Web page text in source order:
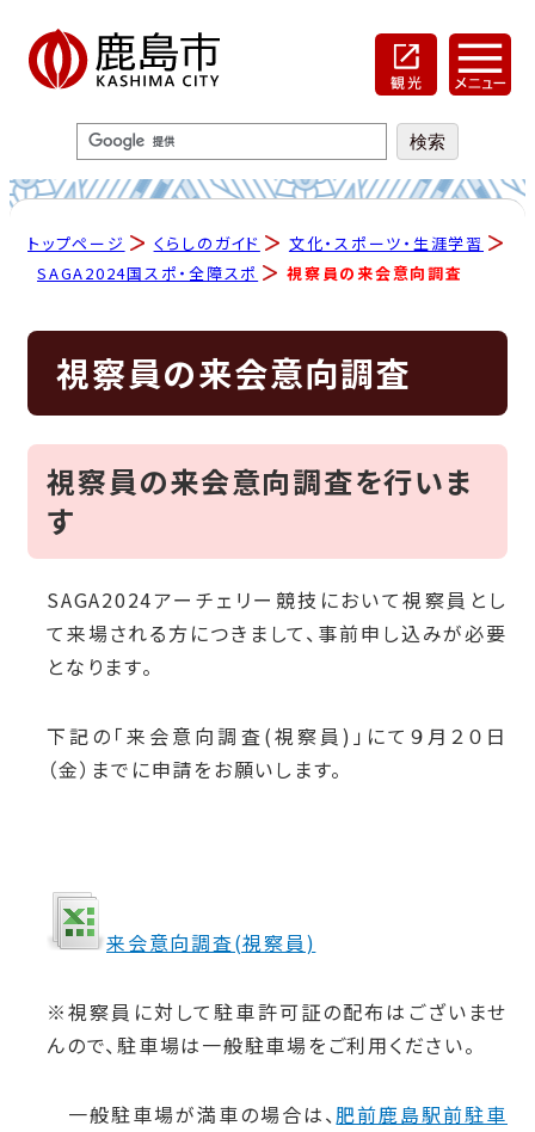
トップページ くらしのガイド
文化・スポーツ・生涯学習
SAGA2024国スポ・全障スポ
視察員の来会意向調査
視察員の来会意向調査
視察員の来会意向調査を行いま
す
SAGA2024アーチェリー競技において視察員とし
て来場される方につきまして、事前申し込みが必要
となります。
下記の「来会意向調査(視察員)」にて９月２０日
（金）までに申請をお願いします。
来会意向調査(視察員)
※視察員に対して駐車許可証の配布はございませ
んので、駐車場は一般駐車場をご利用ください。
一般駐車場が満車の場合は、肥前鹿島駅前駐車